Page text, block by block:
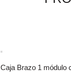
Caja Brazo 1 módulo